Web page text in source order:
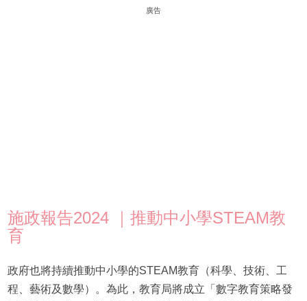
廣告
施政報告2024 ｜推動中小學STEAM教
育
政府也將持續推動中小學的STEAM教育（科學、技術、工
程、藝術及數學）。為此，教育局將成立「數字教育策略發